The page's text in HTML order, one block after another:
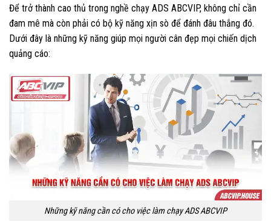
Để trở thành cao thủ trong nghề chạy ADS ABCVIP, không chỉ cần
đam mê mà còn phải có bộ kỹ năng xịn sò để đánh đâu thắng đó.
Dưới đây là những kỹ năng giúp mọi người cân đẹp mọi chiến dịch
quảng cáo:
Những kỹ năng cần có cho việc làm chạy ADS ABCVIP